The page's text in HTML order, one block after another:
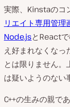
実際、Kinstaのコ
リエイト専用管理
Node.jsとReact
え好まれなくなっ
とは限りません。
は疑いようのない
C++の生みの親で